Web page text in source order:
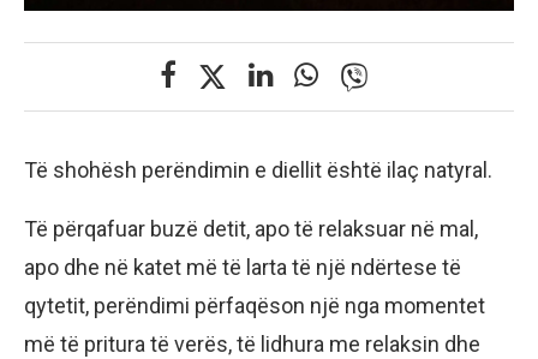
Të shohësh perëndimin e diellit është ilaç natyral.
Të përqafuar buzë detit, apo të relaksuar në mal,
apo dhe në katet më të larta të një ndërtese të
qytetit, perëndimi përfaqëson një nga momentet
më të pritura të verës, të lidhura me relaksin dhe